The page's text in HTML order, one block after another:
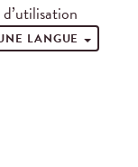
LANGUE